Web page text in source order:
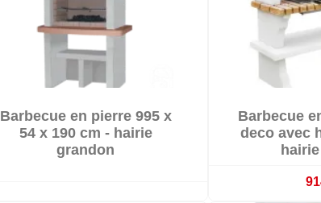
Barbecue en pierre 995 x
54 x 190 cm - hairie
grandon
Livré
Barbecue
deco avec